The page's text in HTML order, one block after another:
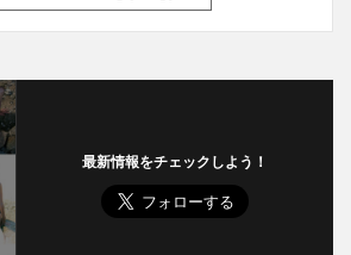
最新情報をチェックしよう！